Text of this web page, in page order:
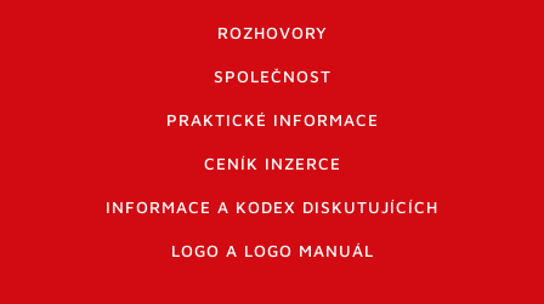
ROZHOVORY
SPOLEČNOST
PRAKTICKÉ INFORMACE
CENÍK INZERCE
INFORMACE A KODEX DISKUTUJÍCÍCH
LOGO A LOGO MANUÁL